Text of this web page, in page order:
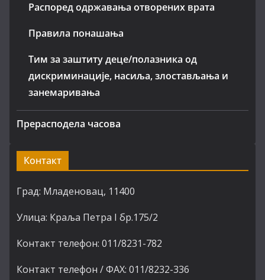
Распоред одржавања отворених врата
Правила понашања
Тим за заштиту деце/полазника од
дискриминације, насиља, злостављања и
занемаривања
Прерасподела часова
Контакт
Град: Младеновац, 11400
Улица: Краља Петра I бр.175/2
Контакт телефон: 011/8231-782
Контакт телефон / ФАХ: 011/8232-336